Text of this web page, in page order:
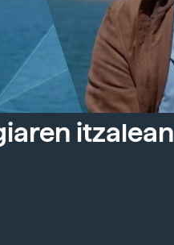
itzalean